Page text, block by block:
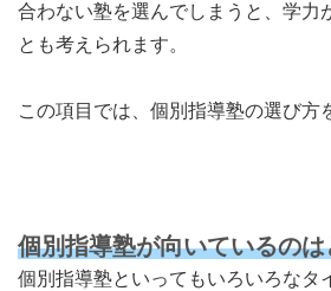
合わない塾を選んでしまうと、学力
とも考えられます。
この項目では、個別指導塾の選び方
個別指導塾が向いているの
個別指導塾といってもいろいろなタ